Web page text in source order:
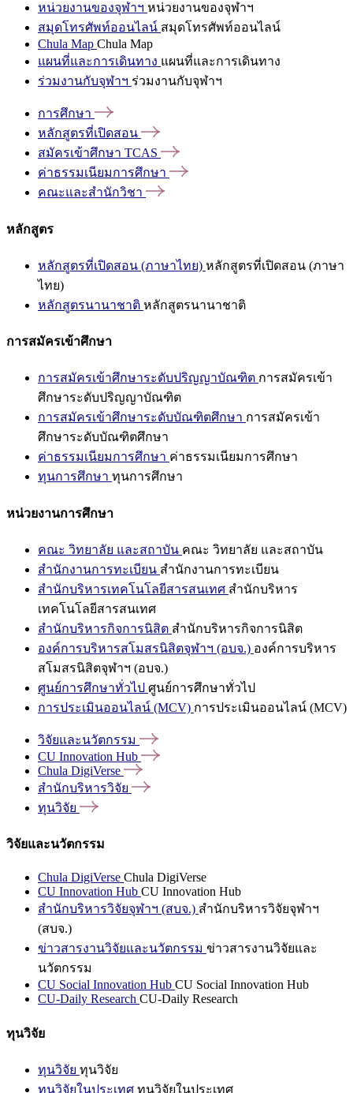
หน่วยงานของจุฬาฯ หน่วยงานของจุฬาฯ
สมุดโทรศัพท์ออนไลน์ สมุดโทรศัพท์ออนไลน์
Chula Map Chula Map
แผนที่และการเดินทาง แผนที่และการเดินทาง
ร่วมงานกับจุฬาฯ ร่วมงานกับจุฬาฯ
การศึกษา
หลักสูตรที่เปิดสอน
สมัครเข้าศึกษา TCAS
ค่าธรรมเนียมการศึกษา
คณะและสำนักวิชา
หลักสูตร
หลักสูตรที่เปิดสอน (ภาษาไทย) หลักสูตรที่เปิดสอน (ภาษา
ไทย)
หลักสูตรนานาชาติ หลักสูตรนานาชาติ
การสมัครเข้าศึกษา
การสมัครเข้าศึกษาระดับปริญญาบัณฑิต การสมัครเข้า
ศึกษาระดับปริญญาบัณฑิต
การสมัครเข้าศึกษาระดับบัณฑิตศึกษา การสมัครเข้า
ศึกษาระดับบัณฑิตศึกษา
ค่าธรรมเนียมการศึกษา ค่าธรรมเนียมการศึกษา
ทุนการศึกษา ทุนการศึกษา
หน่วยงานการศึกษา
คณะ วิทยาลัย และสถาบัน คณะ วิทยาลัย และสถาบัน
สำนักงานการทะเบียน สำนักงานการทะเบียน
สำนักบริหารเทคโนโลยีสารสนเทศ สำนักบริหาร
เทคโนโลยีสารสนเทศ
สำนักบริหารกิจการนิสิต สำนักบริหารกิจการนิสิต
องค์การบริหารสโมสรนิสิตจุฬาฯ (อบจ.) องค์การบริหาร
สโมสรนิสิตจุฬาฯ (อบจ.)
ศูนย์การศึกษาทั่วไป ศูนย์การศึกษาทั่วไป
การประเมินออนไลน์ (MCV) การประเมินออนไลน์ (MCV)
วิจัยและนวัตกรรม
CU Innovation Hub
Chula DigiVerse
สำนักบริหารวิจัย
ทุนวิจัย
วิจัยและนวัตกรรม
Chula DigiVerse Chula DigiVerse
CU Innovation Hub CU Innovation Hub
สำนักบริหารวิจัยจุฬาฯ (สบจ.) สำนักบริหารวิจัยจุฬาฯ
(สบจ.)
ข่าวสารงานวิจัยและนวัตกรรม ข่าวสารงานวิจัยและ
นวัตกรรม
CU Social Innovation Hub CU Social Innovation Hub
CU-Daily Research CU-Daily Research
ทุนวิจัย
ทุนวิจัย ทุนวิจัย
ทุนวิจัยในประเทศ ทุนวิจัยในประเทศ